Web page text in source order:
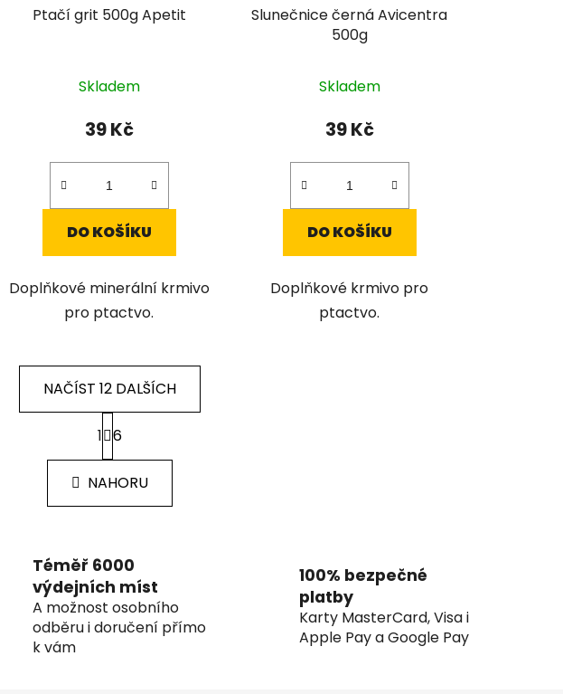
Ptačí grit 500g Apetit
Skladem
39 Kč
DO KOŠÍKU
Doplňkové minerální krmivo
pro ptactvo.
Slunečnice černá Avicentra
500g
Skladem
39 Kč
DO KOŠÍKU
Doplňkové krmivo pro
ptactvo.
O
v
l
á
c
í
p
r
NAČÍST 12 DALŠÍCH
S
t
r
á
n
k
á
n
í
1 6
NAHORU
Téměř 6000
výdejních míst
A možnost osobního
odběru i doručení přímo
k vám
100% bezpečné
platby
Karty MasterCard, Visa i
Apple Pay a Google Pay